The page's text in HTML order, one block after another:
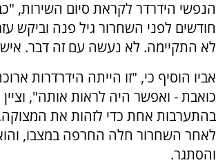
הנפשי הידרדר לקראת סיום השירות,
חודשים לפני השחרור גיל פנה וביקש
לא התקיימה. לא נעשה עם זה דבר. איש
אביו הוסיף כי, "זו הייתה הידרדרות
כואבת - ואפשר היה לראות אותה", וציין
בהתערבות אחת כדי לזהות את
לאחר השחרור חלה החרפה במצבו,
והסתגר.